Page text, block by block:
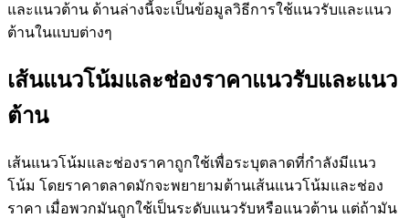
และแนวต้าน ด้านล่างนี้จะเป็นข้อมูลวิธีการใช้แนวรับและแนว
ต้านในแบบต่างๆ
เส้นแนวโน้มและช่องราคาแนวรับและแนว
ต้าน
เส้นแนวโน้มและช่องราคาถูกใช้เพื่อระบุตลาดที่กำลังมีแนว
โน้ม โดยราคาตลาดมักจะพยายามต้านเส้นแนวโน้มและช่อง
ราคา เมื่อพวกมันถูกใช้เป็นระดับแนวรับหรือแนวต้าน แต่ถ้ามัน